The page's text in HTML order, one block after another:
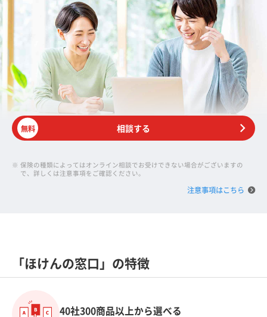
無料 相談する
※ 保険の種類によってはオンライン相談でお受けできない場合がございますの
で、詳しくは注意事項をご確認ください。
注意事項はこちら
「ほけんの窓口」の特徴
40社300商品以上から選べる